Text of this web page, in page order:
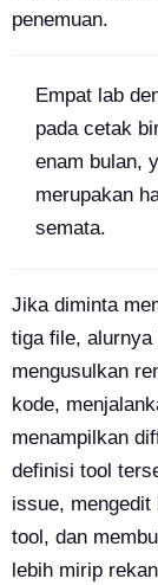
penemuan.
Empat lab
pada cetak
enam bulan,
merupakan
semata.
Jika diminta
tiga file, alurnya
mengusulkan
kode,
menampilkan
definisi tool
issue, mengedit
tool, dan
lebih mirip